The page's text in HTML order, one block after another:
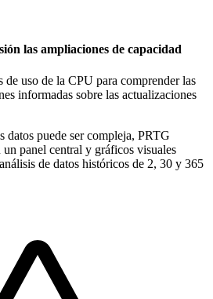
las ampliaciones de capacidad
uso de la CPU para comprender las
informadas sobre las actualizaciones
datos puede ser compleja, PRTG
panel central y gráficos visuales
de datos históricos de 2, 30 y 365